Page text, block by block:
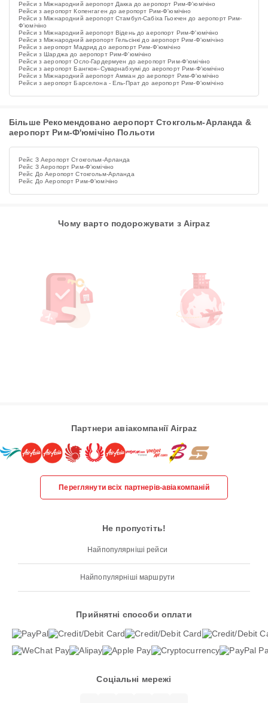
Рейси з Міжнародний аеропорт Дакка до аеропорт Рим-Ф'юмічіно
Рейси з аеропорт Копенгаген до аеропорт Рим-Ф'юмічіно
Рейси з Міжнародний аеропорт Стамбул-Сабіха Гьокчен до аеропорт Рим-
Ф'юмічіно
Рейси з Міжнародний аеропорт Відень до аеропорт Рим-Ф'юмічіно
Рейси з Міжнародний аеропорт Гельсінкі до аеропорт Рим-Ф'юмічіно
Рейси з аеропорт Мадрид до аеропорт Рим-Ф'юмічіно
Рейси з Шарджа до аеропорт Рим-Ф'юмічіно
Рейси з аеропорт Осло-Гардермуен до аеропорт Рим-Ф'юмічіно
Рейси з аеропорт Бангкок–Суварнабхумі до аеропорт Рим-Ф'юмічіно
Рейси з Міжнародний аеропорт Амман до аеропорт Рим-Ф'юмічіно
Рейси з аеропорт Барселона - Ель-Прат до аеропорт Рим-Ф'юмічіно
Більше Рекомендовано аеропорт Стокгольм-Арланда &
аеропорт Рим-Ф'юмічіно Польоти
Рейс З Аеропорт Стокгольм-Арланда
Рейс З Аеропорт Рим-Ф'юмічіно
Рейс До Аеропорт Стокгольм-Арланда
Рейс До Аеропорт Рим-Ф'юмічіно
Чому варто подорожувати з Airpaz
Партнери авіакомпанії Airpaz
Переглянути всіх партнерів-авіакомпаній
Не пропустіть!
Найпопулярніші рейси
Найпопулярніші маршрути
Прийнятні способи оплати
Соціальні мережі